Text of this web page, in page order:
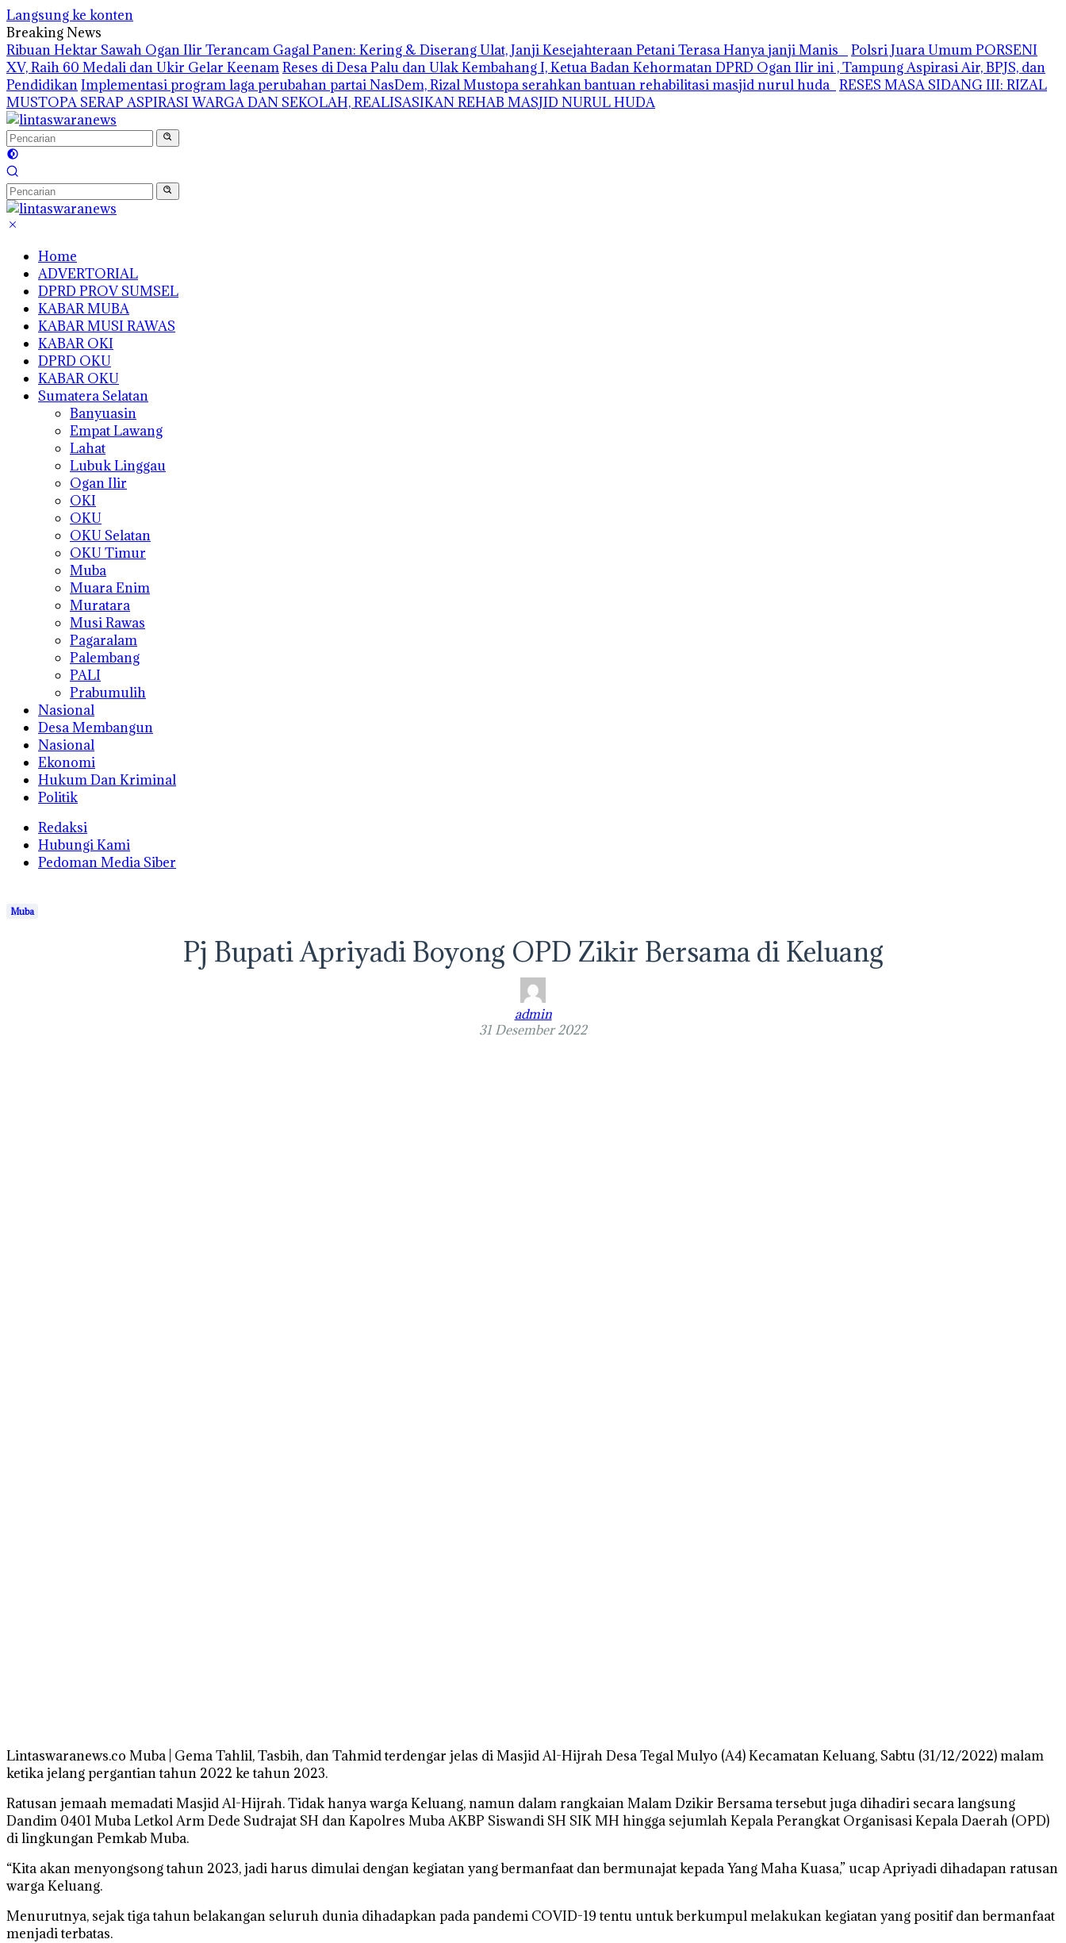
Langsung ke konten
Breaking News
Ribuan Hektar Sawah Ogan Ilir Terancam Gagal Panen: Kering & Diserang Ulat, Janji Kesejahteraan Petani Terasa Hanya janji Manis
Polsri Juara Umum PORSENI
XV, Raih 60 Medali dan Ukir Gelar KeenamReses di Desa Palu dan Ulak Kembahang I, Ketua Badan Kehormatan DPRD Ogan Ilir ini , Tampung Aspirasi Air, BPJS, dan
PendidikanImplementasi program laga perubahan partai NasDem, Rizal Mustopa serahkan bantuan rehabilitasi masjid nurul huda RESES MASA SIDANG III: RIZAL
MUSTOPA SERAP ASPIRASI WARGA DAN SEKOLAH, REALISASIKAN REHAB MASJID NURUL HUDA
Home
ADVERTORIAL
DPRD PROV SUMSEL
KABAR MUBA
KABAR MUSI RAWAS
KABAR OKI
DPRD OKU
KABAR OKU
Sumatera Selatan
Banyuasin
Empat Lawang
Lahat
Lubuk Linggau
Ogan Ilir
OKI
OKU
OKU Selatan
OKU Timur
Muba
Muara Enim
Muratara
Musi Rawas
Pagaralam
Palembang
PALI
Prabumulih
Nasional
Desa Membangun
Nasional
Ekonomi
Hukum Dan Kriminal
Politik
Redaksi
Hubungi Kami
Pedoman Media Siber
Muba
Pj Bupati Apriyadi Boyong OPD Zikir Bersama di Keluang
admin
31 Desember 2022
Lintaswaranews.co Muba | Gema Tahlil, Tasbih, dan Tahmid terdengar jelas di Masjid Al-Hijrah Desa Tegal Mulyo (A4) Kecamatan Keluang, Sabtu (31/12/2022) malam
ketika jelang pergantian tahun 2022 ke tahun 2023.
Ratusan jemaah memadati Masjid Al-Hijrah. Tidak hanya warga Keluang, namun dalam rangkaian Malam Dzikir Bersama tersebut juga dihadiri secara langsung
Dandim 0401 Muba Letkol Arm Dede Sudrajat SH dan Kapolres Muba AKBP Siswandi SH SIK MH hingga sejumlah Kepala Perangkat Organisasi Kepala Daerah (OPD)
di lingkungan Pemkab Muba.
“Kita akan menyongsong tahun 2023, jadi harus dimulai dengan kegiatan yang bermanfaat dan bermunajat kepada Yang Maha Kuasa,” ucap Apriyadi dihadapan ratusan
warga Keluang.
Menurutnya, sejak tiga tahun belakangan seluruh dunia dihadapkan pada pandemi COVID-19 tentu untuk berkumpul melakukan kegiatan yang positif dan bermanfaat
menjadi terbatas.